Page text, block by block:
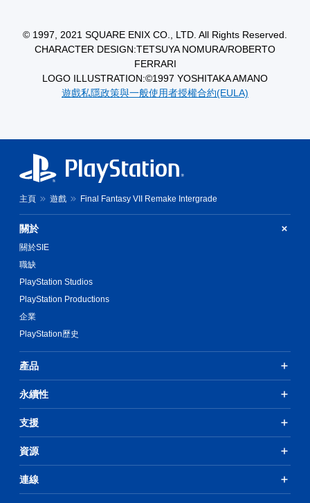
© 1997, 2021 SQUARE ENIX CO., LTD. All Rights Reserved.
CHARACTER DESIGN:TETSUYA NOMURA/ROBERTO
FERRARI
LOGO ILLUSTRATION:©1997 YOSHITAKA AMANO
遊戲私隱政策與一般使用者授權合約(EULA)
主頁 遊戲 Final Fantasy VII Remake Intergrade
關於
關於SIE
職缺
PlayStation Studios
PlayStation Productions
企業
PlayStation歷史
產品
永續性
支援
資源
連線